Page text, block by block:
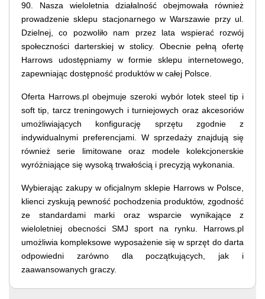
90. Nasza wieloletnia działalność obejmowała również
prowadzenie sklepu stacjonarnego w Warszawie przy ul.
Dzielnej, co pozwoliło nam przez lata wspierać rozwój
społeczności darterskiej w stolicy. Obecnie pełną ofertę
Harrows udostępniamy w formie sklepu internetowego,
zapewniając dostępność produktów w całej Polsce.
Oferta Harrows.pl obejmuje szeroki wybór lotek steel tip i
soft tip, tarcz treningowych i turniejowych oraz akcesoriów
umożliwiających konfigurację sprzętu zgodnie z
indywidualnymi preferencjami. W sprzedaży znajdują się
również serie limitowane oraz modele kolekcjonerskie
wyróżniające się wysoką trwałością i precyzją wykonania.
Wybierając zakupy w oficjalnym sklepie Harrows w Polsce,
klienci zyskują pewność pochodzenia produktów, zgodność
ze standardami marki oraz wsparcie wynikające z
wieloletniej obecności SMJ sport na rynku. Harrows.pl
umożliwia kompleksowe wyposażenie się w sprzęt do darta
odpowiedni zarówno dla początkujących, jak i
zaawansowanych graczy.